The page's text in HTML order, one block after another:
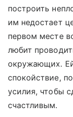
построить
им недостает
первом месте
любит
окружающих.
спокойствие,
усилия, чтобы
счастливым.